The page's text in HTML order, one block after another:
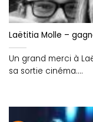
Laëtitia Molle –
Un grand merci à
sa sortie cinéma....